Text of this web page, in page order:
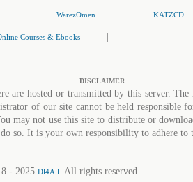
WarezOmen KATZCD
Courses & Ebooks
DISCLAIMER
are hosted or transmitted by this server.
of our site cannot be held responsible
may not use this site to distribute or
so. It is your own responsibility to adhere to
- 2025 Dl4All. All rights reserved.